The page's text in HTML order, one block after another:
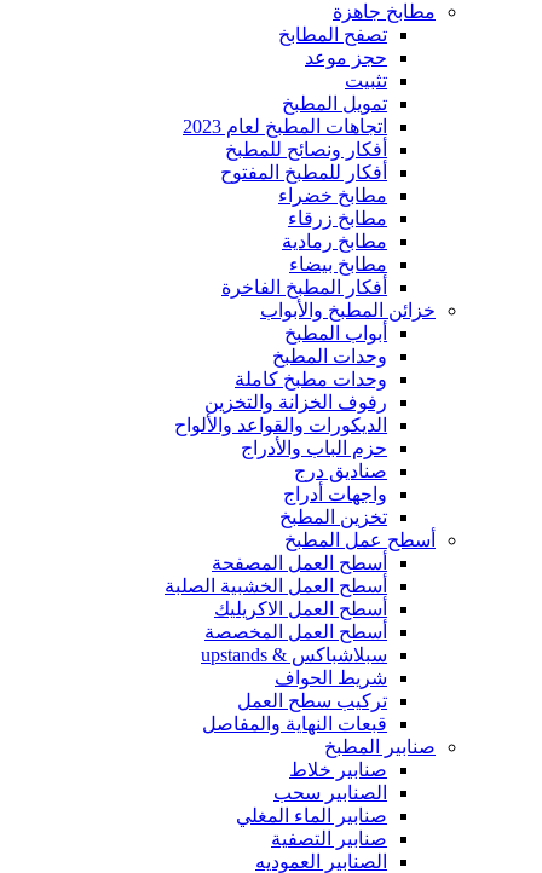
مطابخ جاهزة
تصفح المطابخ
حجز موعد
تثبيت
تمويل المطبخ
اتجاهات المطبخ لعام 2023
أفكار ونصائح للمطبخ
أفكار للمطبخ المفتوح
مطابخ خضراء
مطابخ زرقاء
مطابخ رمادية
مطابخ بيضاء
أفكار المطبخ الفاخرة
خزائن المطبخ والأبواب
أبواب المطبخ
وحدات المطبخ
وحدات مطبخ كاملة
رفوف الخزانة والتخزين
الديكورات والقواعد والألواح
حزم الباب والأدراج
صناديق درج
واجهات أدراج
تخزين المطبخ
أسطح عمل المطبخ
أسطح العمل المصفحة
أسطح العمل الخشبية الصلبة
أسطح العمل الاكريليك
أسطح العمل المخصصة
سبلاشباكس & upstands
شريط الحواف
تركيب سطح العمل
قبعات النهاية والمفاصل
صنابير المطبخ
صنابير خلاط
الصنابير سحب
صنابير الماء المغلي
صنابير التصفية
الصنابير العموديه